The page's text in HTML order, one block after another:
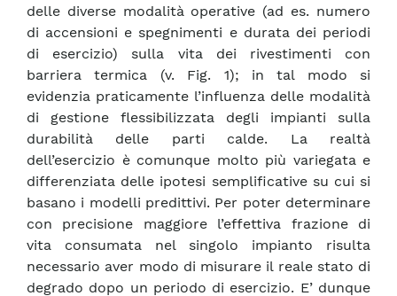
delle diverse modalità operative (ad es. numero
di accensioni e spegnimenti e durata dei periodi
di esercizio) sulla vita dei rivestimenti con
barriera termica (v. Fig. 1); in tal modo si
evidenzia praticamente l’influenza delle modalità
di gestione flessibilizzata degli impianti sulla
durabilità delle parti calde. La realtà
dell’esercizio è comunque molto più variegata e
differenziata delle ipotesi semplificative su cui si
basano i modelli predittivi. Per poter determinare
con precisione maggiore l’effettiva frazione di
vita consumata nel singolo impianto risulta
necessario aver modo di misurare il reale stato di
degrado dopo un periodo di esercizio. E’ dunque